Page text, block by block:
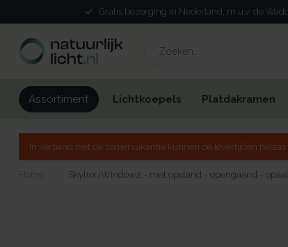
Gratis bezorging in Nederland, m.u.v. de
Assortiment Lichtkoepels Platdakramen
In verband met de zomervakantie kunnen de levertijden
Home Skylux iWindow2 - met opstand - opengaand -